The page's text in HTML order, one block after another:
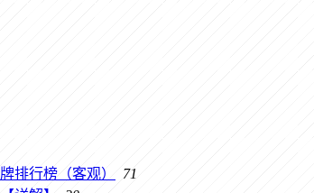
排行榜（客观）
71